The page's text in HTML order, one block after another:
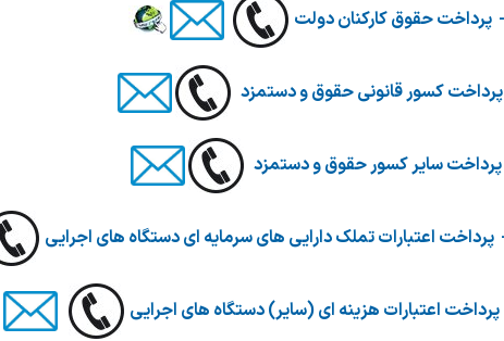
پرداخت کسور قانونی حقوق و دستمزد